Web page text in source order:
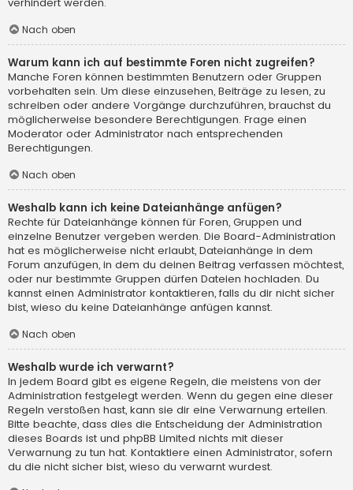
verhindert werden.
Nach oben
Warum kann ich auf bestimmte Foren nicht zugreifen?
Manche Foren können bestimmten Benutzern oder Gruppen
vorbehalten sein. Um diese einzusehen, Beiträge zu lesen, zu
schreiben oder andere Vorgänge durchzuführen, brauchst du
möglicherweise besondere Berechtigungen. Frage einen
Moderator oder Administrator nach entsprechenden
Berechtigungen.
Nach oben
Weshalb kann ich keine Dateianhänge anfügen?
Rechte für Dateianhänge können für Foren, Gruppen und
einzelne Benutzer vergeben werden. Die Board-Administration
hat es möglicherweise nicht erlaubt, Dateianhänge in dem
Forum anzufügen, in dem du deinen Beitrag verfassen möchtest,
oder nur bestimmte Gruppen dürfen Dateien hochladen. Du
kannst einen Administrator kontaktieren, falls du dir nicht sicher
bist, wieso du keine Dateianhänge anfügen kannst.
Nach oben
Weshalb wurde ich verwarnt?
In jedem Board gibt es eigene Regeln, die meistens von der
Administration festgelegt werden. Wenn du gegen eine dieser
Regeln verstoßen hast, kann sie dir eine Verwarnung erteilen.
Bitte beachte, dass dies die Entscheidung der Administration
dieses Boards ist und phpBB Limited nichts mit dieser
Verwarnung zu tun hat. Kontaktiere einen Administrator, sofern
du die nicht sicher bist, wieso du verwarnt wurdest.